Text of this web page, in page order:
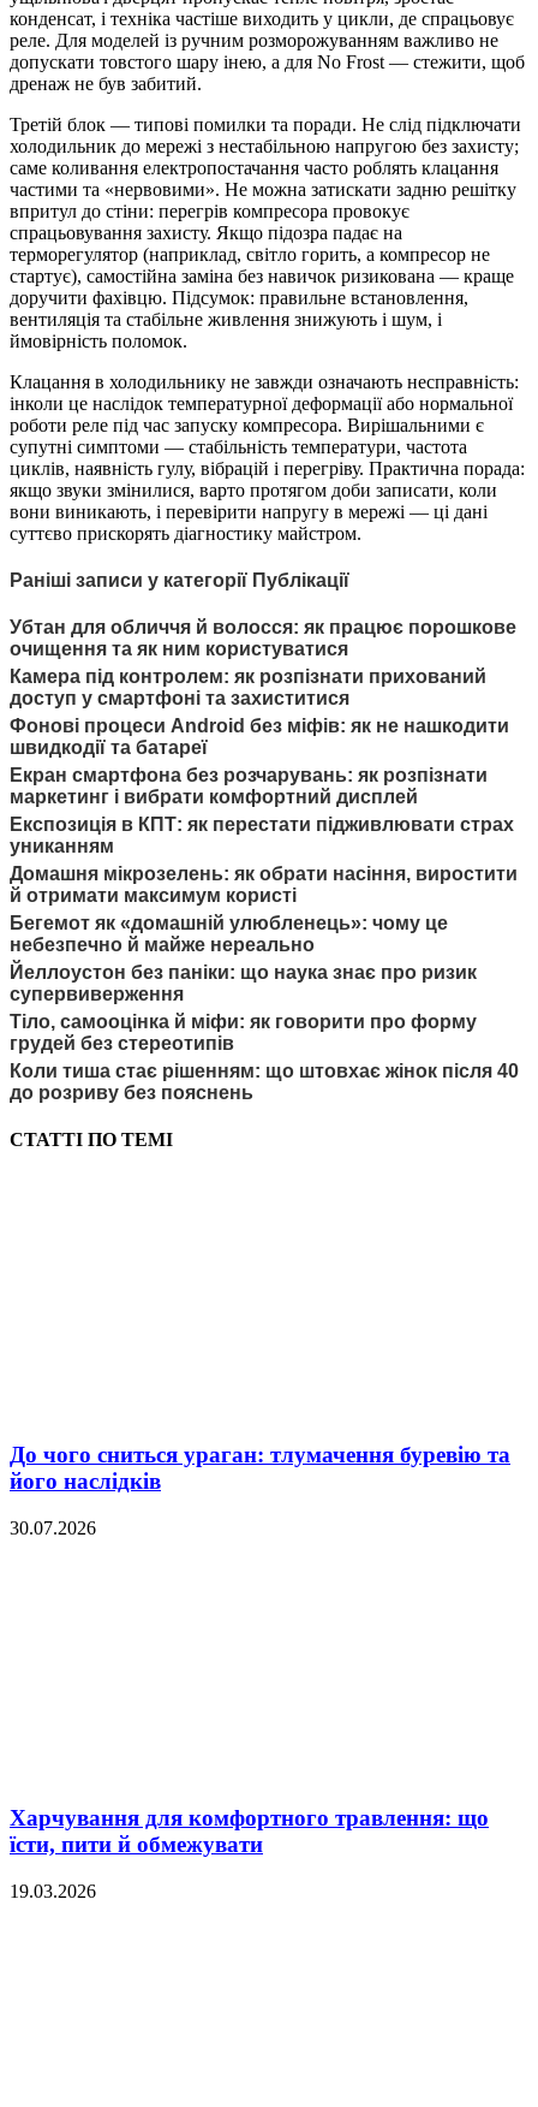
конденсат, і техніка частіше виходить у цикли, де спрацьовує
реле. Для моделей із ручним розморожуванням важливо не
допускати товстого шару інею, а для No Frost — стежити, щоб
дренаж не був забитий.
Третій блок — типові помилки та поради. Не слід підключати
холодильник до мережі з нестабільною напругою без захисту;
саме коливання електропостачання часто роблять клацання
частими та «нервовими». Не можна затискати задню решітку
впритул до стіни: перегрів компресора провокує
спрацьовування захисту. Якщо підозра падає на
терморегулятор (наприклад, світло горить, а компресор не
стартує), самостійна заміна без навичок ризикована — краще
доручити фахівцю. Підсумок: правильне встановлення,
вентиляція та стабільне живлення знижують і шум, і
ймовірність поломок.
Клацання в холодильнику не завжди означають несправність:
інколи це наслідок температурної деформації або нормальної
роботи реле під час запуску компресора. Вирішальними є
супутні симптоми — стабільність температури, частота
циклів, наявність гулу, вібрацій і перегріву. Практична порада:
якщо звуки змінилися, варто протягом доби записати, коли
вони виникають, і перевірити напругу в мережі — ці дані
суттєво прискорять діагностику майстром.
Раніші записи у категорії Публікації
Убтан для обличчя й волосся: як працює порошкове
очищення та як ним користуватися
Камера під контролем: як розпізнати прихований
доступ у смартфоні та захиститися
Фонові процеси Android без міфів: як не нашкодити
швидкодії та батареї
Екран смартфона без розчарувань: як розпізнати
маркетинг і вибрати комфортний дисплей
Експозиція в КПТ: як перестати підживлювати страх
униканням
Домашня мікрозелень: як обрати насіння, виростити
й отримати максимум користі
Бегемот як «домашній улюбленець»: чому це
небезпечно й майже нереально
Йеллоустон без паніки: що наука знає про ризик
супервиверження
Тіло, самооцінка й міфи: як говорити про форму
грудей без стереотипів
Коли тиша стає рішенням: що штовхає жінок після 40
до розриву без пояснень
СТАТТІ ПО ТЕМІ
До чого сниться ураган: тлумачення буревію та
його наслідків
30.07.2026
Харчування для комфортного травлення: що
їсти, пити й обмежувати
19.03.2026